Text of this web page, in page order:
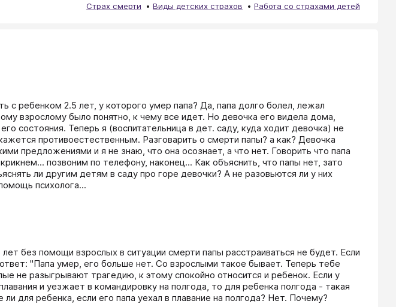
Страх смерти Виды детских страхов Работа со страхами детей
с ребенком 2.5 лет, у которого умер папа? Да, папа долго болел, лежал
взрослому было понятно, к чему все идет. Но девочка его видела дома,
состояния. Теперь я (воспитательница в дет. саду, куда ходит девочка) не
противоестественным. Разговарить о смерти папы? а как? Девочка
предложениями и я не знаю, что она осознает, а что нет. Говорить что папа
позвоним по телефону, наконец... Как объяснить, что папы нет, зато
ли другим детям в саду про горе девочки? А не разовьются ли у них
психолога...
без помощи взрослых в ситуации смерти папы расстраиваться не будет. Если
"Папа умер, его больше нет. Со взрослыми такое бывает. Теперь тебе
не разыгрывают трагедию, к этому спокойно относится и ребенок. Если у
и уезжает в командировку на полгода, то для ребенка полгода - такая
для ребенка, если его папа уехал в плавание на полгода? Нет. Почему?